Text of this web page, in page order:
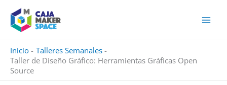
contenido
Inicio
Talleres Semanales
Taller de Diseño Gráfico: Herramientas Gráficas Open
Source